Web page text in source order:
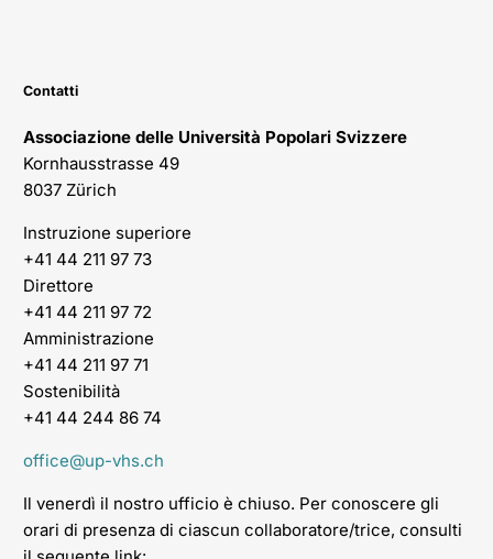
Contatti
Associazione delle Università Popolari Svizzere
Kornhausstrasse 49
8037 Zürich
Instruzione superiore
+41 44 211 97 73
Direttore
+41 44 211 97 72
Amministrazione
+41 44 211 97 71
Sostenibilità
+41 44 244 86 74
office@up-vhs.ch
Il venerdì il nostro ufficio è chiuso. Per conoscere gli
orari di presenza di ciascun collaboratore/trice, consulti